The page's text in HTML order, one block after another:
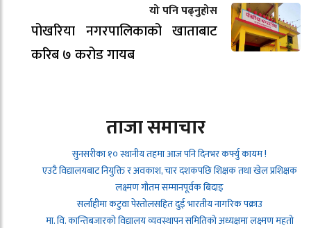
यो पनि पढ्नुहोस
पोखरिया नगरपालिकाको खाताबाट
करिब ७ करोड गायब
ताजा समाचार
सुनसरीका १० स्थानीय तहमा आज पनि दिनभर कर्फ्यु कायम !
एउटै विद्यालयबाट नियुक्ति र अवकाश, चार दशकपछि शिक्षक तथा खेल प्रशिक्षक
लक्ष्मण गौतम सम्मानपूर्वक बिदाइ
सर्लाहीमा कटुवा पेस्तोलसहित दुई भारतीय नागरिक पक्राउ
मा. वि. कान्तिबजारको विद्यालय व्यवस्थापन समितिको अध्यक्षमा लक्ष्मण महतो